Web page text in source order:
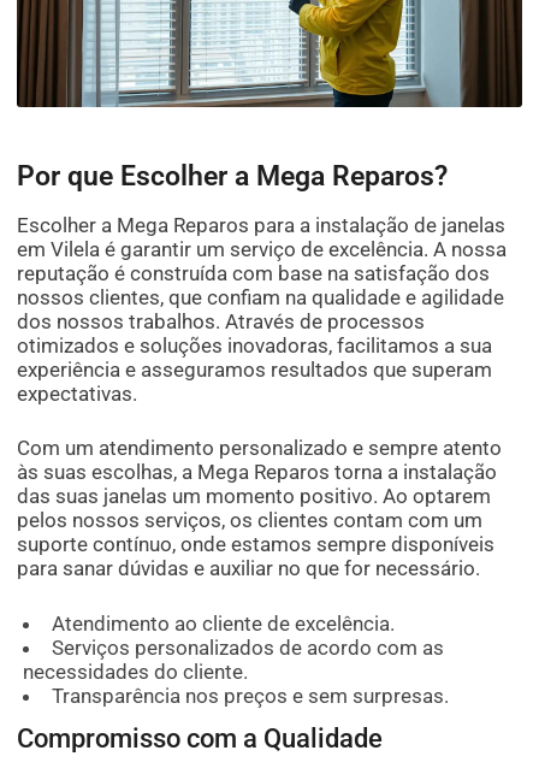
Por que Escolher a Mega Reparos?
Escolher a Mega Reparos para a instalação de janelas
em Vilela é garantir um serviço de excelência. A nossa
reputação é construída com base na satisfação dos
nossos clientes, que confiam na qualidade e agilidade
dos nossos trabalhos. Através de processos
otimizados e soluções inovadoras, facilitamos a sua
experiência e asseguramos resultados que superam
expectativas.
Com um atendimento personalizado e sempre atento
às suas escolhas, a Mega Reparos torna a instalação
das suas janelas um momento positivo. Ao optarem
pelos nossos serviços, os clientes contam com um
suporte contínuo, onde estamos sempre disponíveis
para sanar dúvidas e auxiliar no que for necessário.
Atendimento ao cliente de excelência.
Serviços personalizados de acordo com as
necessidades do cliente.
Transparência nos preços e sem surpresas.
Compromisso com a Qualidade